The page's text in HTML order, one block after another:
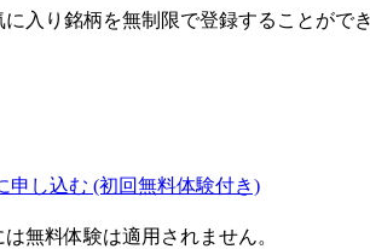
入り銘柄を無制限で登録することがで
申し込む (初回無料体験付き)
無料体験は適用されません。